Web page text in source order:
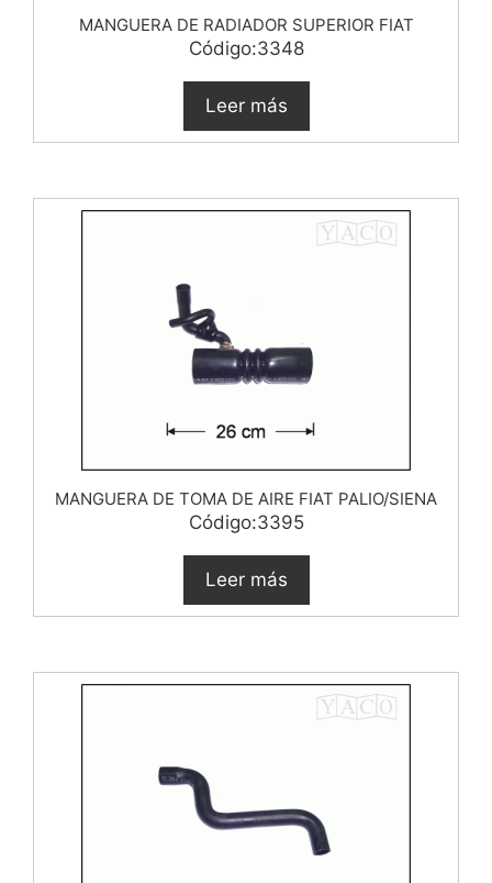
MANGUERA DE RADIADOR SUPERIOR FIAT
Código:3348
Leer más
MANGUERA DE TOMA DE AIRE FIAT PALIO/SIENA
Código:3395
Leer más